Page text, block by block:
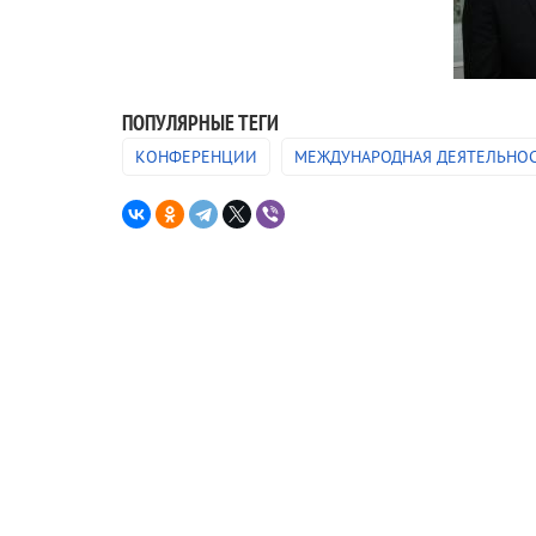
ПОПУЛЯРНЫЕ ТЕГИ
КОНФЕРЕНЦИИ МЕЖДУНАРОДНАЯ